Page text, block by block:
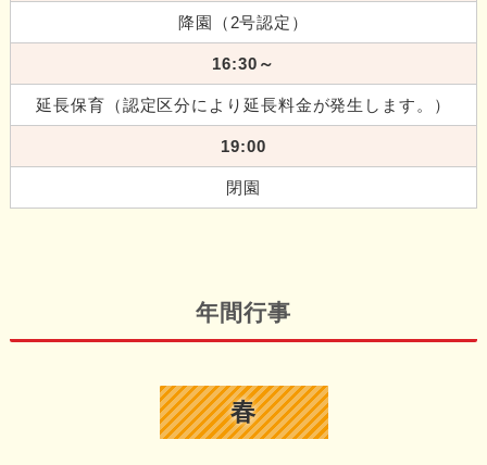
降園（2号認定）
16:30～
延長保育（認定区分により延長料金が発生します。）
19:00
閉園
年間行事
春